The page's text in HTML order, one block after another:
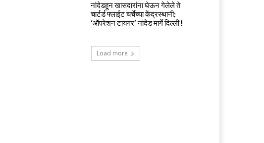
नांदेडहून खासदारांना घेऊन गेलेले ते
चार्टर्ड फ्लाईट चर्चेच्या केंद्रस्थानी;
‘ऑपरेशन टायगर’ नांदेड मार्गे दिल्ली !
Load more